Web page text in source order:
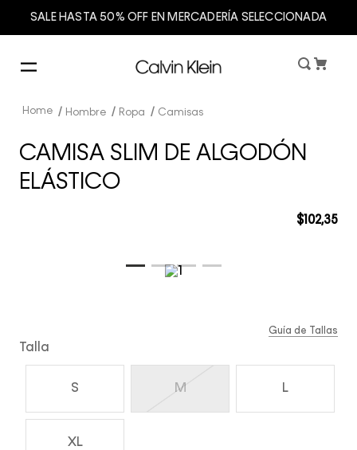
SALE HASTA 50% OFF EN MERCADERÍA SELECCIONADA
Hombre Ropa Camisas
CAMISA SLIM DE ALGODÓN
ELÁSTICO
$102,35
Talla
S M L
XL
Guía de Tallas